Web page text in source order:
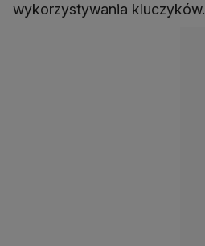
wykorzystywania kluczyków.